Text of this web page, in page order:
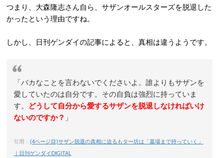
つまり、大森隆志さん自ら、サザンオールスターズを脱退した
かったという理由ですね。
しかし、日刊ゲンダイの記事によると、真相は違うようです。
「バカなことを言わないでくださいよ。誰よりもサザンを
愛していたのは自分です。その自負は強烈に持っていま
す。
どうして自分から愛するサザンを脱退しなければいけ
ないのですか？ 」
引用： (4ページ目)サザン脱退の真相に迫るもター坊は「墓場まで持っていく」
｜日刊ゲンダイDIGITAL